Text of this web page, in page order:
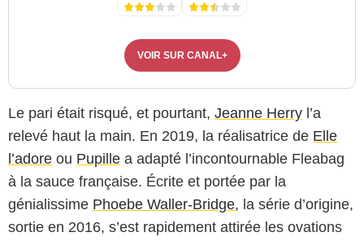
VOIR SUR CANAL+
Le pari était risqué, et pourtant, Jeanne Herry l’a
relevé haut la main. En 2019, la réalisatrice de Elle
l’adore ou Pupille a adapté l’incontournable Fleabag
à la sauce française. Écrite et portée par la
génialissime Phoebe Waller-Bridge, la série d’origine,
sortie en 2016, s’est rapidement attirée les ovations